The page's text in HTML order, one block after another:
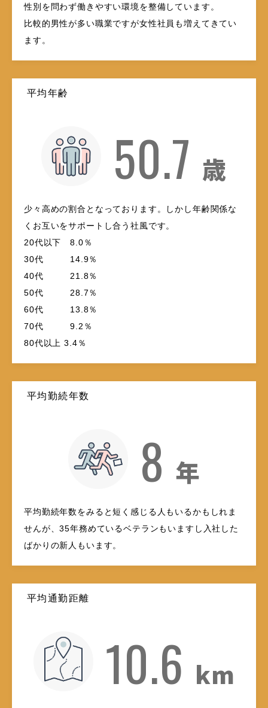
性別を問わず働きやすい環境を整備しています。
比較的男性が多い職業ですが女性社員も増えてきてい
ます。
平均年齢
50.7 歳
少々高めの割合となっております。しかし年齢関係な
くお互いをサポートし合う社風です。
20代以下 8.0％
30代 14.9％
40代 21.8％
50代 28.7％
60代 13.8％
70代 9.2％
80代以上 3.4％
平均勤続年数
8 年
平均勤続年数をみると短く感じる人もいるかもしれま
せんが、35年務めているベテランもいますし入社した
ばかりの新人もいます。
平均通勤距離
10.6 km